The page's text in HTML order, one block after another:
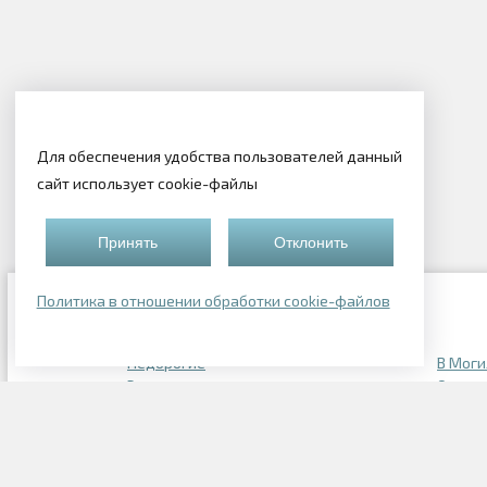
Подборки квартир
Недорогие В
Элитные
Для обеспечения удобства пользователей данный
сайт использует cookie-файлы
Принять Отклонить
Политика в отношении обработки cookie-файлов